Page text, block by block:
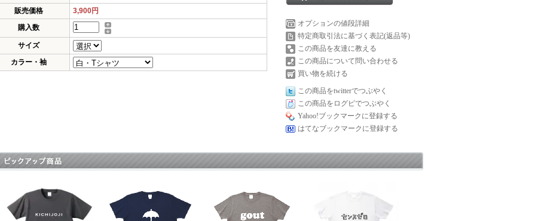
販売価格
3,900円
購入数
サイズ
カラー・袖
オプションの値段詳細
特定商取引法に基づく表記(返品等)
この商品を友達に教える
この商品について問い合わせる
買い物を続ける
この商品をtwitterでつぶやく
この商品をログピでつぶやく
Yahoo!ブックマークに登録する
はてなブックマークに登録する